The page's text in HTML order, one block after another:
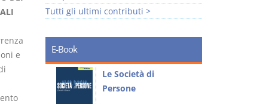
e
Tutti gli ultimi contributi >
E-Book
legge
Le Società di
Persone